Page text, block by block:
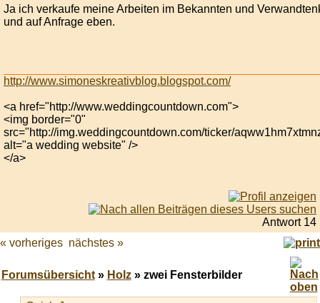
Ja ich verkaufe meine Arbeiten im Bekannten und
und auf Anfrage eben.
http://www.simoneskreativblog.blogspot.com/
<a href="http://www.weddingcountdown.com">
<img border="0"
src="http://img.weddingcountdown.com/ticker/
alt="a wedding website" />
</a>
Antwort 14
« vorheriges nächstes »
Forumsübersicht» Holz» zwei Fensterbilder